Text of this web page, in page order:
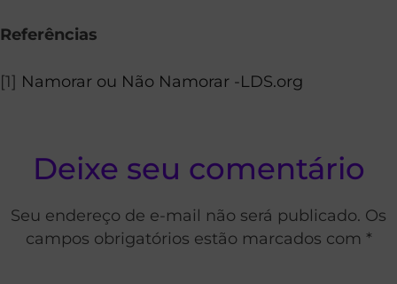
Referências
[1] Namorar ou Não Namorar -LDS.org
Deixe seu comentário
Seu endereço de e-mail não será publicado. Os
campos obrigatórios estão marcados com *